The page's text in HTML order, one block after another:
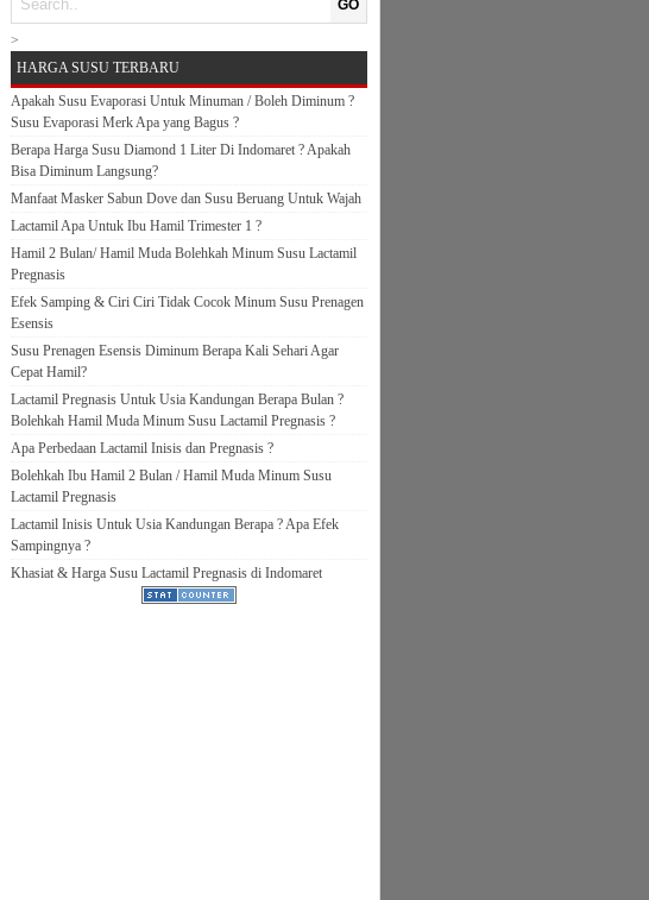
GO
>
HARGA SUSU TERBARU
Apakah Susu Evaporasi Untuk Minuman / Boleh Diminum ?
Susu Evaporasi Merk Apa yang Bagus ?
Berapa Harga Susu Diamond 1 Liter Di Indomaret ? Apakah
Bisa Diminum Langsung?
Manfaat Masker Sabun Dove dan Susu Beruang Untuk Wajah
Lactamil Apa Untuk Ibu Hamil Trimester 1 ?
Hamil 2 Bulan/ Hamil Muda Bolehkah Minum Susu Lactamil
Pregnasis
Efek Samping & Ciri Ciri Tidak Cocok Minum Susu Prenagen
Esensis
Susu Prenagen Esensis Diminum Berapa Kali Sehari Agar
Cepat Hamil?
Lactamil Pregnasis Untuk Usia Kandungan Berapa Bulan ?
Bolehkah Hamil Muda Minum Susu Lactamil Pregnasis ?
Apa Perbedaan Lactamil Inisis dan Pregnasis ?
Bolehkah Ibu Hamil 2 Bulan / Hamil Muda Minum Susu
Lactamil Pregnasis
Lactamil Inisis Untuk Usia Kandungan Berapa ? Apa Efek
Sampingnya ?
Khasiat & Harga Susu Lactamil Pregnasis di Indomaret